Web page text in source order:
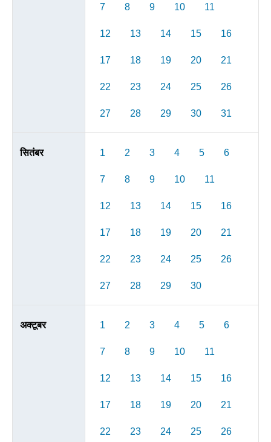
7 8 9 10 11
12 13 14 15 16
17 18 19 20 21
22 23 24 25 26
27 28 29 30 31
सितंबर 1 2 3 4 5 6
7 8 9 10 11
12 13 14 15 16
17 18 19 20 21
22 23 24 25 26
27 28 29 30
अक्टूबर 1 2 3 4 5 6
7 8 9 10 11
12 13 14 15 16
17 18 19 20 21
22 23 24 25 26